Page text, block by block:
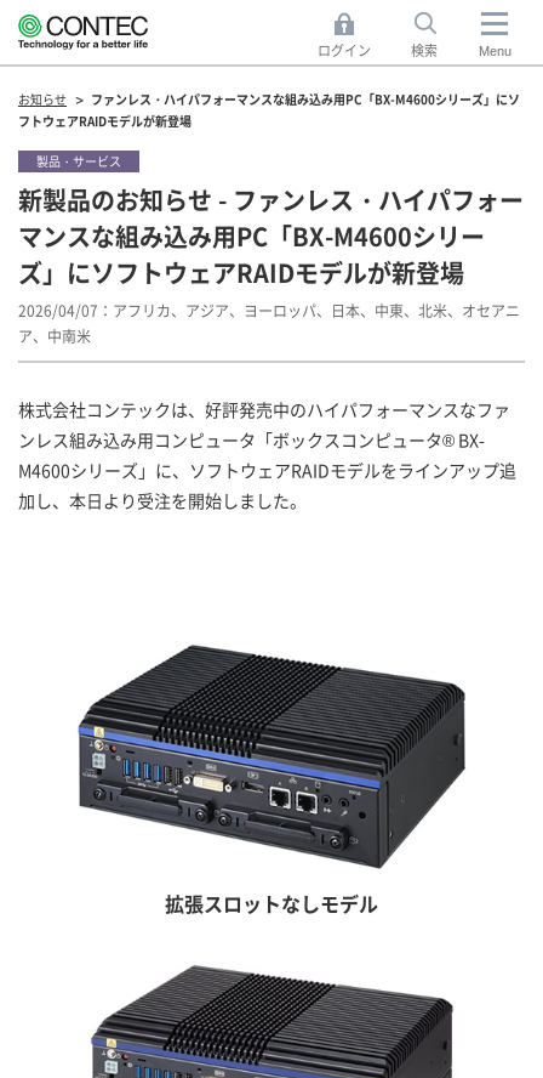
ログイン 検索 Menu
お知らせ
ファンレス・ハイパフォーマンスな組み込み用PC「BX-M4600シリーズ」にソ
フトウェアRAIDモデルが新登場
新製品のお知らせ - ファンレス・ハイパフォー
マンスな組み込み用PC「BX-M4600シリー
ズ」にソフトウェアRAIDモデルが新登場
製品・サービス
2026/04/07
アフリカ、アジア、ヨーロッパ、日本、中東、北米、オセアニ
ア、中南米
株式会社コンテックは、好評発売中のハイパフォーマンスなファ
ンレス組み込み用コンピュータ「ボックスコンピュータ® BX-
M4600シリーズ」に、ソフトウェアRAIDモデルをラインアップ追
加し、本日より受注を開始しました。
拡張スロットなしモデル